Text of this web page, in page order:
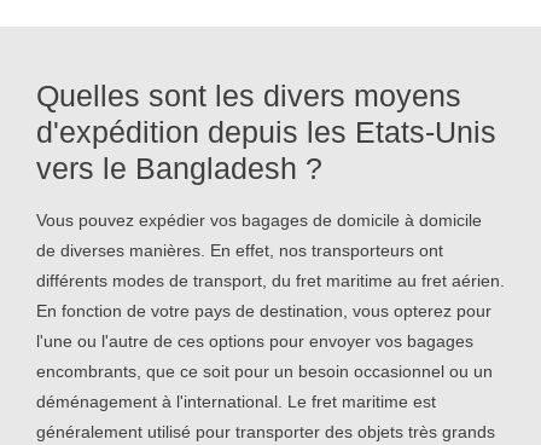
Quelles sont les divers moyens
d'expédition depuis les Etats-Unis
vers le Bangladesh ?
Vous pouvez expédier vos bagages de domicile à domicile
de diverses manières. En effet, nos transporteurs ont
différents modes de transport, du fret maritime au fret aérien.
En fonction de votre pays de destination, vous opterez pour
l'une ou l'autre de ces options pour envoyer vos bagages
encombrants, que ce soit pour un besoin occasionnel ou un
déménagement à l'international. Le fret maritime est
généralement utilisé pour transporter des objets très grands